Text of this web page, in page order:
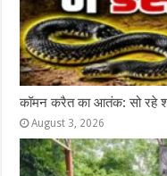
कॉमन करैत का आतंक: सो रहे
August 3, 2026